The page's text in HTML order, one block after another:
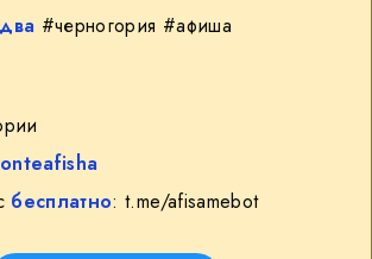
#черногория #афиша
бесплатно: t.me/afisamebot